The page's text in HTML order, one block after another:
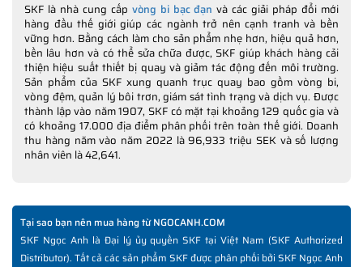
SKF là nhà cung cấp vòng bi bạc đạn và các giải pháp đổi mới
hàng đầu thế giới giúp các ngành trở nên cạnh tranh và bền
vững hơn. Bằng cách làm cho sản phẩm nhẹ hơn, hiệu quả hơn,
bền lâu hơn và có thể sửa chữa được, SKF giúp khách hàng cải
thiện hiệu suất thiết bị quay và giảm tác động đến môi trường.
Sản phẩm của SKF xung quanh trục quay bao gồm vòng bi,
vòng đệm, quản lý bôi trơn, giám sát tình trạng và dịch vụ. Được
thành lập vào năm 1907, SKF có mặt tại khoảng 129 quốc gia và
có khoảng 17.000 địa điểm phân phối trên toàn thế giới. Doanh
thu hàng năm vào năm 2022 là 96,933 triệu SEK và số lượng
nhân viên là 42,641.
Tại sao bạn nên mua hàng từ NGOCANH.COM
SKF Ngọc Anh là Đại lý ủy quyền SKF tại Việt Nam (SKF Authorized
Distributor). Tất cả các sản phẩm SKF được phân phối bởi SKF Ngọc Anh